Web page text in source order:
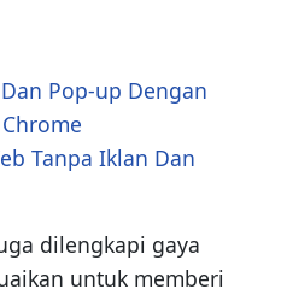
Pop-up Dengan
Tanpa Iklan Dan
dilengkapi gaya
untuk memberi